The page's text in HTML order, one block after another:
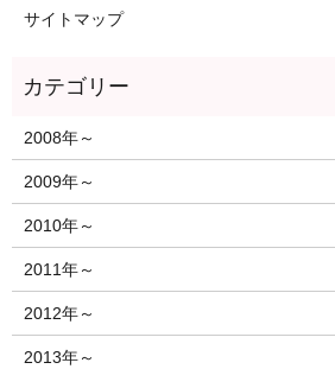
サイトマップ
2008年～
2009年～
2010年～
2011年～
2012年～
2013年～